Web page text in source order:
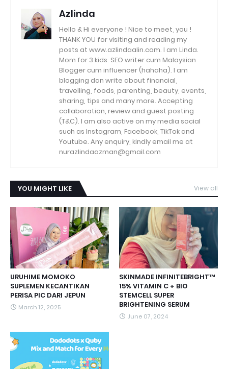
Azlinda
Hello & Hi everyone ! Nice to meet, you !
THANK YOU for visiting and reading my
posts at www.azlindaalin.com. I am Linda.
Mom for 3 kids. SEO writer cum Malaysian
Blogger cum influencer (hahaha). I am
blogging dan write about financial,
travelling, foods, parenting, beauty, events,
sharing, tips and many more. Accepting
collaboration, review and guest posting
(T&C). I am also active on my media social
such as Instagram, Facebook, TikTok and
Youtube. Any enquiry, kindly email me at
nurazlindaazman@gmail.com
YOU MIGHT LIKE View all
URUHIME MOMOKO
SUPLEMEN KECANTIKAN
PERISA PIC DARI JEPUN
March 12, 2025
SKINMADE INFINITEBRIGHT™
15% VITAMIN C + BIO
STEMCELL SUPER
BRIGHTENING SERUM
June 07, 2024